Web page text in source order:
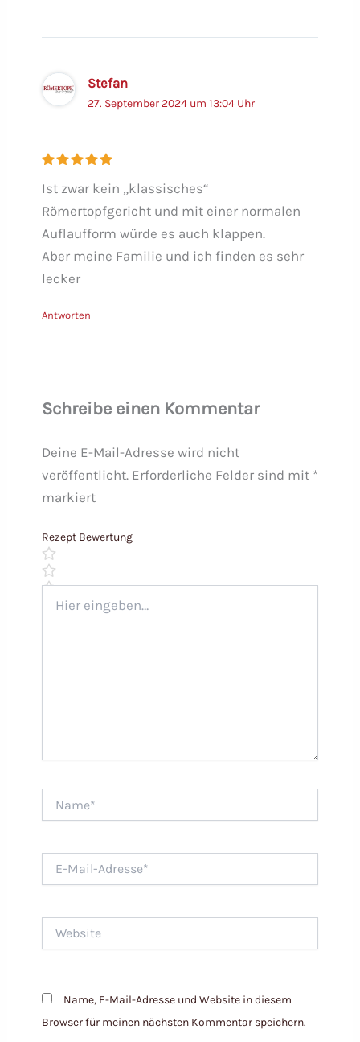
Stefan
27. September 2024 um 13:04 Uhr
Ist zwar kein „klassisches“
Römertopfgericht und mit einer normalen
Auflaufform würde es auch klappen.
Aber meine Familie und ich finden es sehr
lecker
Antworten
Schreibe einen Kommentar
Deine E-Mail-Adresse wird nicht
veröffentlicht. Erforderliche Felder sind mit *
markiert
Rezept Bewertung
eingeben…
Mail-
Name, E-Mail-Adresse und Website in diesem
Browser für meinen nächsten Kommentar speichern.